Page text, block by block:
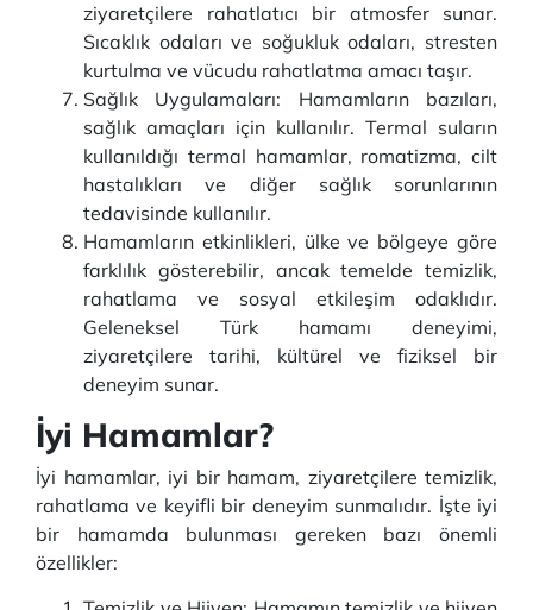
ziyaretçilere rahatlatıcı bir atmosfer sunar.
Sıcaklık odaları ve soğukluk odaları, stresten
kurtulma ve vücudu rahatlatma amacı taşır.
Sağlık Uygulamaları: Hamamların bazıları,
sağlık amaçları için kullanılır. Termal suların
kullanıldığı termal hamamlar, romatizma, cilt
hastalıkları ve diğer sağlık sorunlarının
tedavisinde kullanılır.
Hamamların etkinlikleri, ülke ve bölgeye göre
farklılık gösterebilir, ancak temelde temizlik,
rahatlama ve sosyal etkileşim odaklıdır.
Geleneksel Türk hamamı deneyimi,
ziyaretçilere tarihi, kültürel ve fiziksel bir
deneyim sunar.
İyi Hamamlar?
İyi hamamlar, iyi bir hamam, ziyaretçilere temizlik,
rahatlama ve keyifli bir deneyim sunmalıdır. İşte iyi
bir hamamda bulunması gereken bazı önemli
özellikler: